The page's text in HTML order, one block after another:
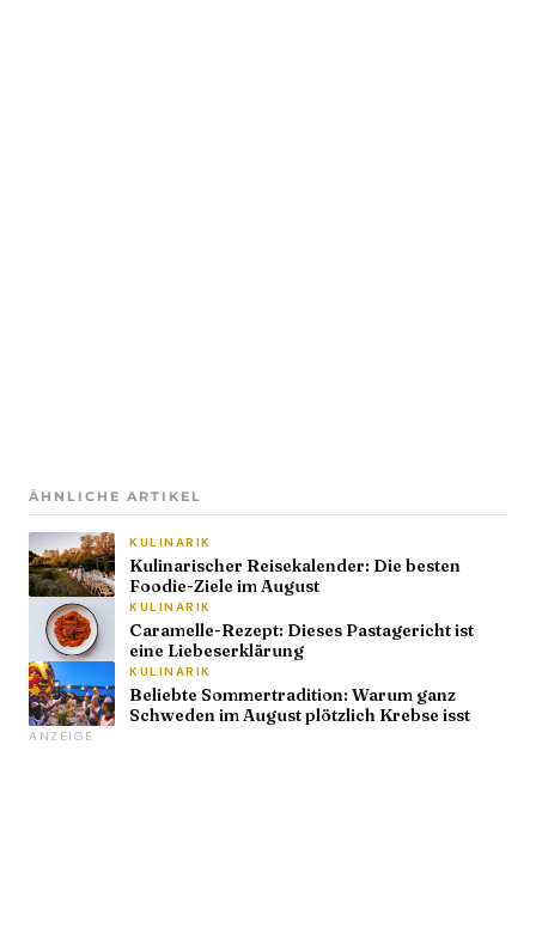
ÄHNLICHE ARTIKEL
KULINARIK
Kulinarischer Reisekalender: Die besten
Foodie-Ziele im August
KULINARIK
Caramelle-Rezept: Dieses Pastagericht ist
eine Liebeserklärung
KULINARIK
Beliebte Sommertradition: Warum ganz
Schweden im August plötzlich Krebse isst
ANZEIGE